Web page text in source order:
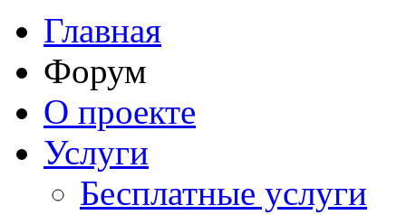
Главная
Форум
О проекте
Услуги
Бесплатные услуги